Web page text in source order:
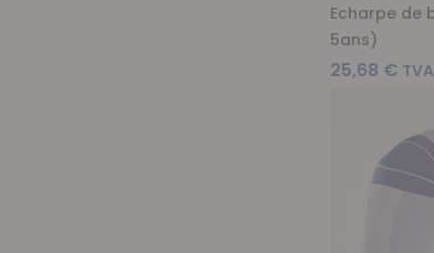
Echarpe de
5ans)
25,68 €